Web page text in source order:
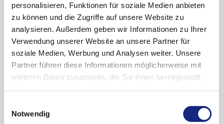
personalisieren, Funktionen für soziale Medien anbieten
zu können und die Zugriffe auf unsere Website zu
analysieren. Außerdem geben wir Informationen zu Ihrer
Verwendung unserer Website an unsere Partner für
soziale Medien, Werbung und Analysen weiter. Unsere
Partner führen diese Informationen möglicherweise mit
weiteren Daten zusammen, die Sie ihnen bereitgestellt
Cookies, wenn Sie unsere Webseite weiterhin
Notwendig
Arzneiverordnung in der Praxis
Ausgabe 2/2026
Prof. Dr. med. Eckhart Kämpgen